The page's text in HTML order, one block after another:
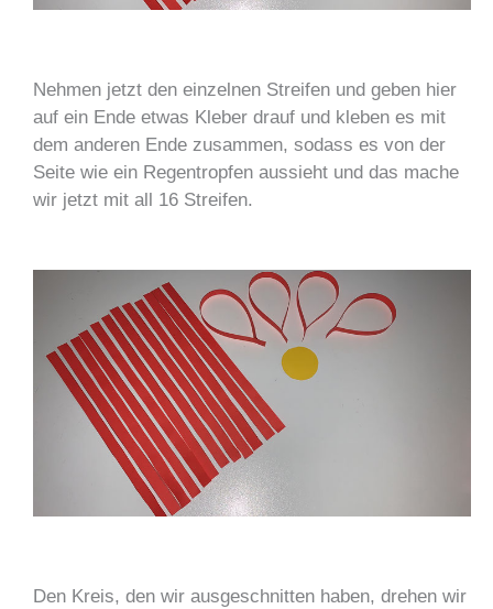
Nehmen jetzt den einzelnen Streifen und geben hier
auf ein Ende etwas Kleber drauf und kleben es mit
dem anderen Ende zusammen, sodass es von der
Seite wie ein Regentropfen aussieht und das mache
wir jetzt mit all 16 Streifen.
Den Kreis, den wir ausgeschnitten haben, drehen wir